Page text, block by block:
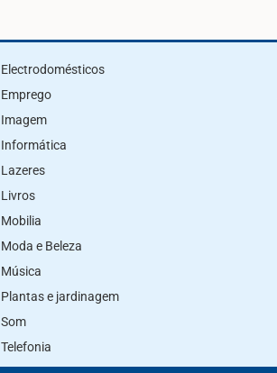
Electrodomésticos
Emprego
Imagem
Informática
Lazeres
Livros
Mobilia
Moda e Beleza
Música
Plantas e jardinagem
Som
Telefonia